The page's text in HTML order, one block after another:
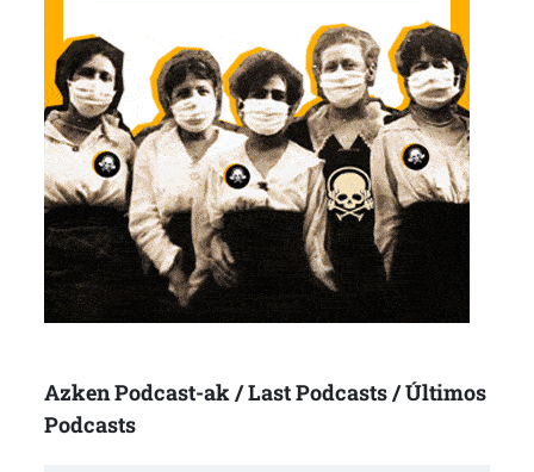
Azken Podcast-ak / Last Podcasts / Últimos
Podcasts